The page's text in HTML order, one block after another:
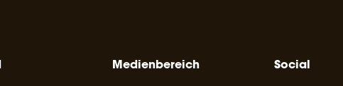
Medienbereich Social